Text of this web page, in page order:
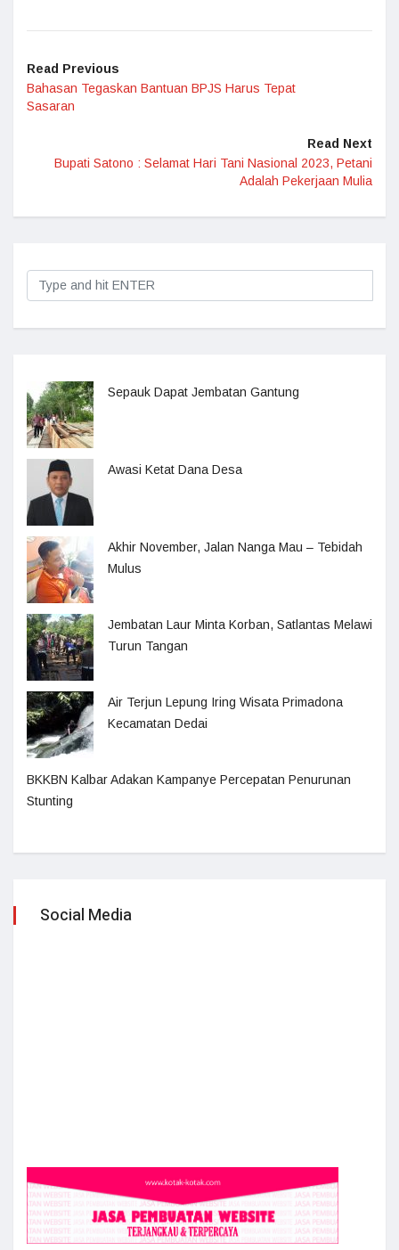
Read Previous
Bahasan Tegaskan Bantuan BPJS Harus Tepat
Sasaran
Read Next
Bupati Satono : Selamat Hari Tani Nasional 2023, Petani
Adalah Pekerjaan Mulia
Sepauk Dapat Jembatan Gantung
Awasi Ketat Dana Desa
Akhir November, Jalan Nanga Mau – Tebidah
Mulus
Jembatan Laur Minta Korban, Satlantas Melawi
Turun Tangan
Air Terjun Lepung Iring Wisata Primadona
Kecamatan Dedai
BKKBN Kalbar Adakan Kampanye Percepatan Penurunan
Stunting
Social Media